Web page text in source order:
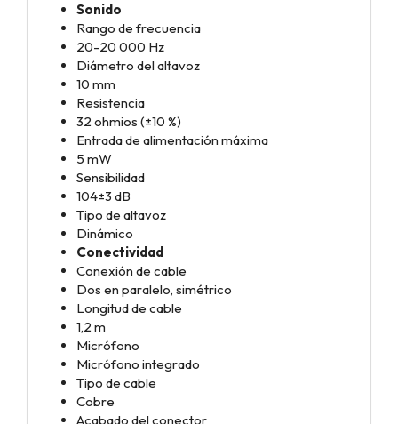
Sonido
Rango de frecuencia
20-20 000 Hz
Diámetro del altavoz
10 mm
Resistencia
32 ohmios (±10 %)
Entrada de alimentación máxima
5 mW
Sensibilidad
104±3 dB
Tipo de altavoz
Dinámico
Conectividad
Conexión de cable
Dos en paralelo, simétrico
Longitud de cable
1,2 m
Micrófono
Micrófono integrado
Tipo de cable
Cobre
Acabado del conector